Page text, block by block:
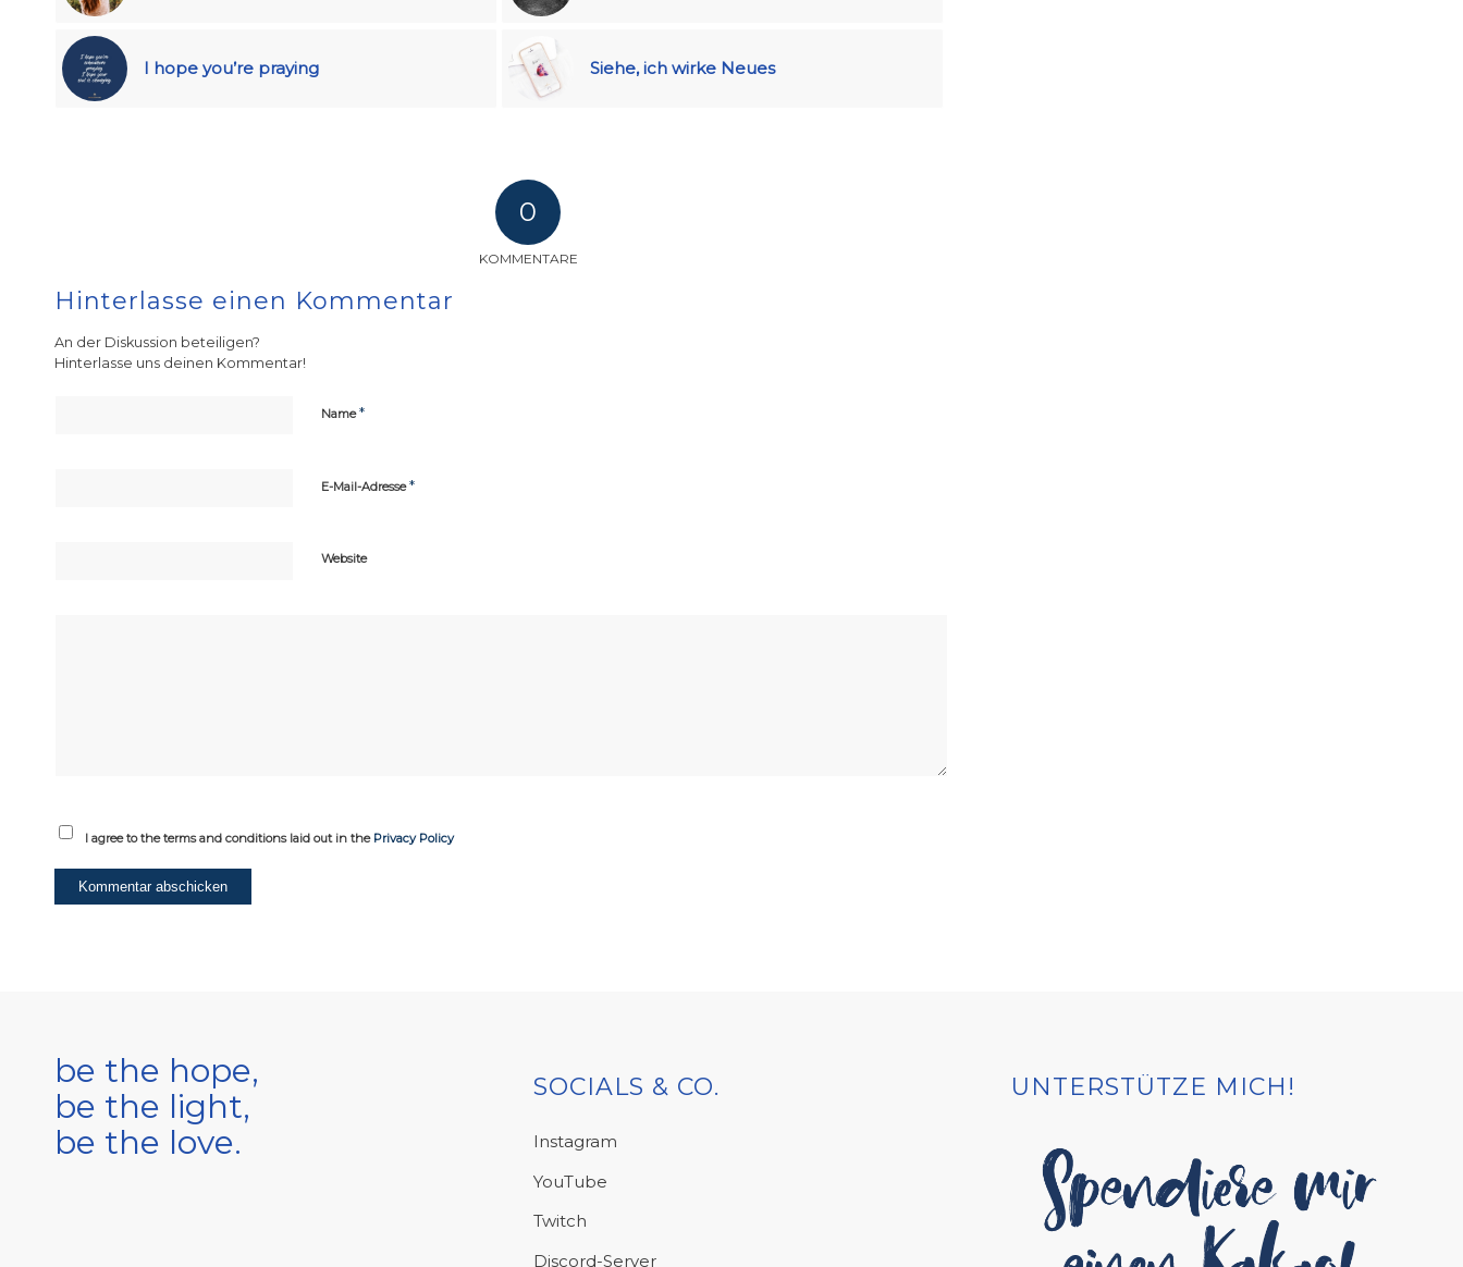
I hope you’re praying Siehe, ich wirke Neues
0
KOMMENTARE
Hinterlasse einen Kommentar
An der Diskussion beteiligen?
Hinterlasse uns deinen Kommentar!
Name*
E-Mail-Adresse*
Website
I agree to the terms and conditions laid out in the Privacy Policy
be the hope,
be the light,
be the love.
SOCIALS & CO.
Instagram
YouTube
Twitch
Discord-Server
UNTERSTÜTZE MICH!